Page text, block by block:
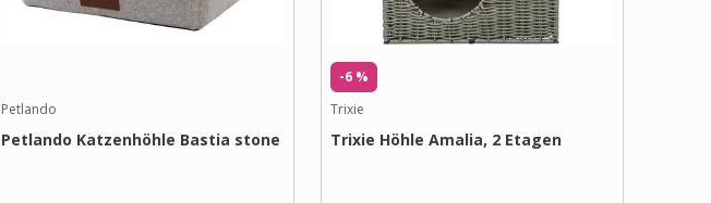
Petlando
Petlando Katzenhöhle Bastia stone
-6 %
Trixie
Trixie Höhle Amalia, 2 Etagen